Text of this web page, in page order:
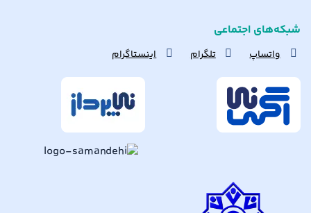
شبکه‌های اجتماعی
واتساپ تلگرام اینستاگرام